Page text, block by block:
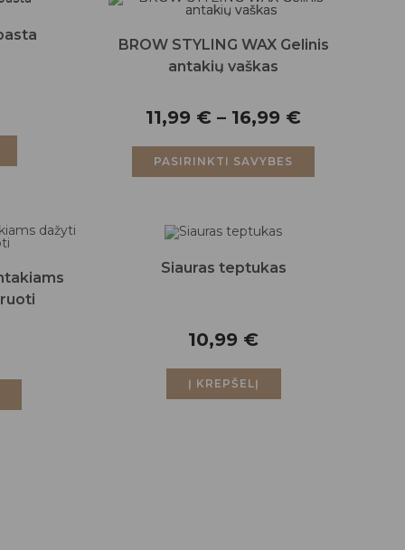
BROW STYLING WAX Gelinis
antakių vaškas
11,99 € – 16,99 €
PASIRINKTI SAVYBES
Siauras teptukas
10,99 €
Į KREPŠELĮ